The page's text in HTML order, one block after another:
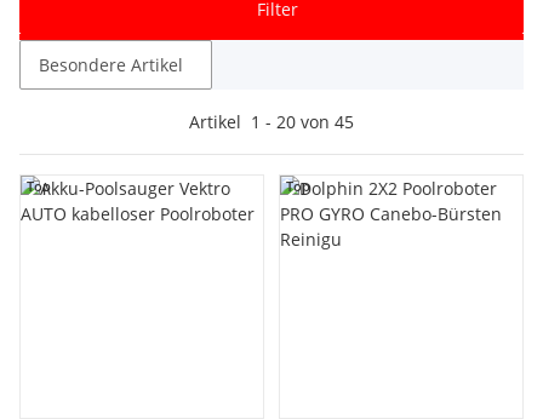
Filter
Besondere Artikel
Artikel 1 - 20 von 45
Top Top